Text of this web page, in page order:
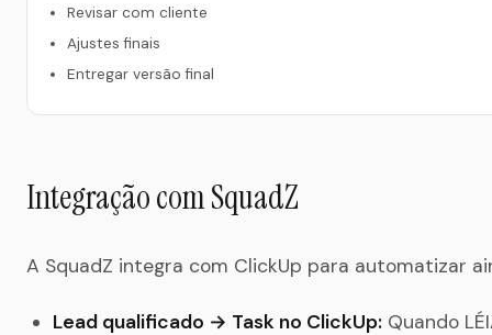
Revisar com cliente
Ajustes finais
Entregar versão final
Integração com SquadZ
A SquadZ integra com ClickUp para automatizar
Lead qualificado → Task no ClickUp: Quando